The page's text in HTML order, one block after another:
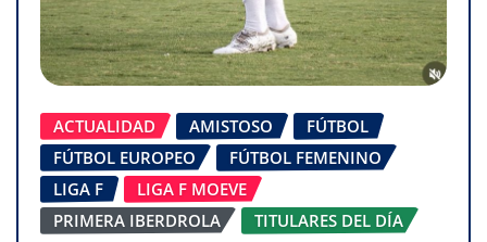
ACTUALIDAD AMISTOSO
FÚTBOL
FÚTBOL EUROPEO
FÚTBOL FEMENINO
LIGA F
LIGA F MOEVE
PRIMERA IBERDROLA
TITULARES DEL DÍA